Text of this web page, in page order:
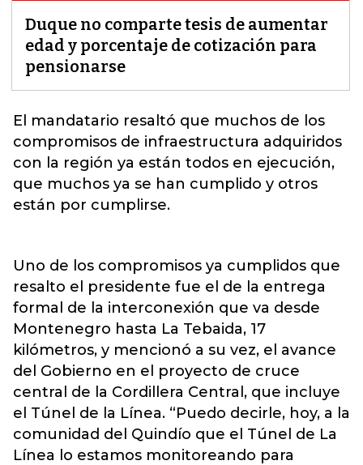
Duque no comparte tesis de aumentar
edad y porcentaje de cotización para
pensionarse
El mandatario resaltó que muchos de los
compromisos de infraestructura adquiridos
con la región ya están todos en ejecución,
que muchos ya se han cumplido y otros
están por cumplirse.
Uno de los compromisos ya cumplidos que
resalto el presidente fue el de la entrega
formal de la interconexión que va desde
Montenegro hasta La Tebaida, 17
kilómetros, y mencionó a su vez, el avance
del Gobierno en el proyecto de cruce
central de la Cordillera Central, que incluye
el Túnel de la Línea. “Puedo decirle, hoy, a la
comunidad del Quindío que el Túnel de La
Línea lo estamos monitoreando para